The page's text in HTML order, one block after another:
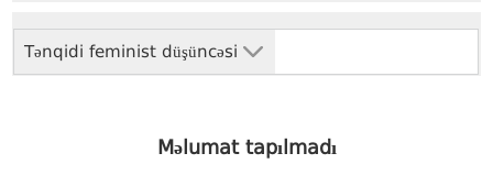
Tənqidi feminist düşüncəsi
Məlumat tapılmadı